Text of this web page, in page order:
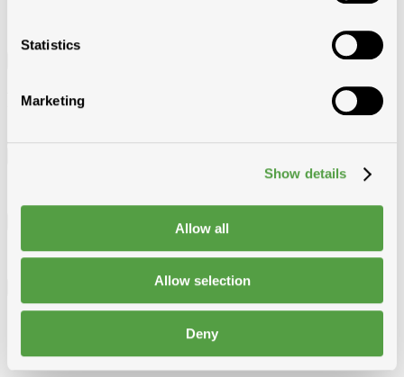
Statistics
Marketing
Show details
Allow all
Allow selection
Deny
Filtre
Modde Heule
rouleau